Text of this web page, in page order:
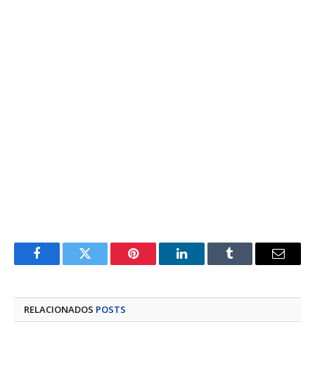
FacebookTwitter Pinterest LinkedInTumblr
E-
RELACIONADOS POSTS